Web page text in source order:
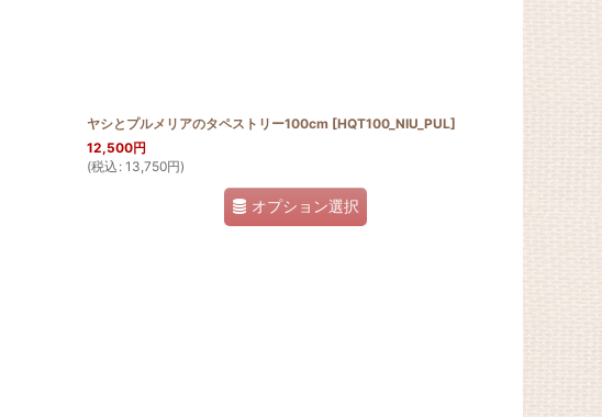
ヤシとプルメリアのタペストリー100cm [HQT100_NIU_PUL]
12,500円
(税込 : 13,750円)
オプション選択